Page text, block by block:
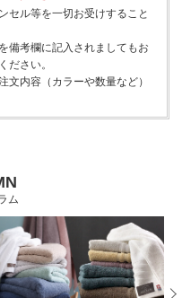
セル等を一切お受けすること
備考欄に記入されましてもお
ださい。
文内容（カラーや数量など）
ム